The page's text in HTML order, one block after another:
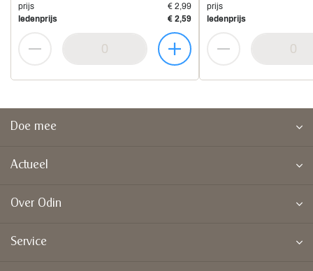
prijs
€ 2,99
ledenprijs
€ 2,59
prijs
ledenprijs
Doe mee
Actueel
Over Odin
Service